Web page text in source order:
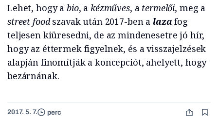
Lehet, hogy a bio, a kézműves, a termelői, meg a
street foodszavak után 2017-ben a lazafog
teljesen kiüresedni, de az mindenesetre jó hír,
hogy az éttermek figyelnek, és a visszajelzések
alapján finomítják a koncepciót, ahelyett, hogy
bezárnának.
2017. 5. 7. perc